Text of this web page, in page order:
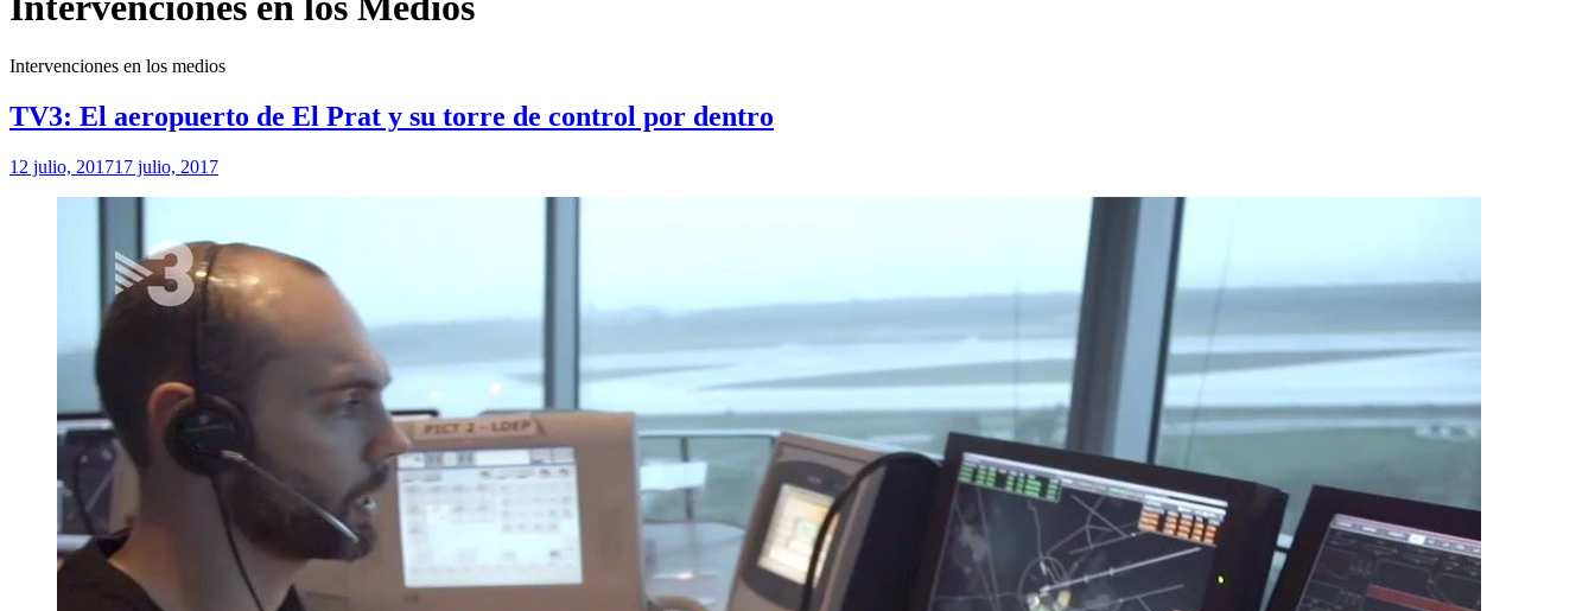
Intervenciones en los medios
TV3: El aeropuerto de El Prat y su torre de control por dentro
12 julio, 201717 julio, 2017